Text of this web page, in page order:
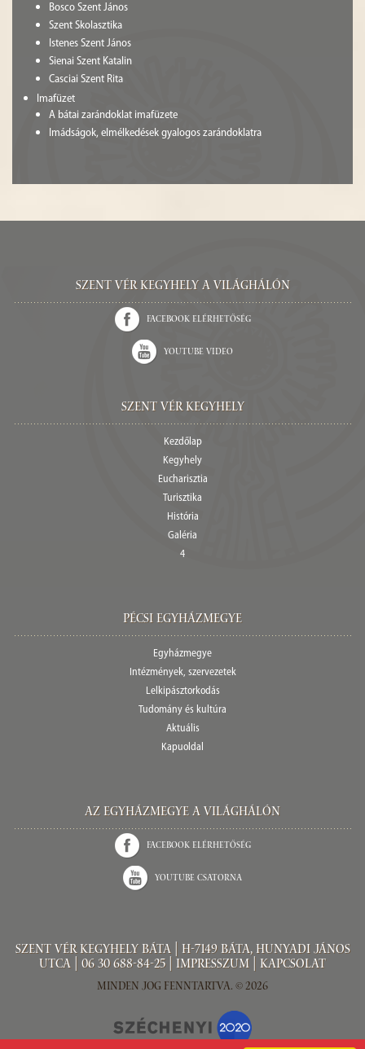
Bosco Szent János
Szent Skolasztika
Istenes Szent János
Sienai Szent Katalin
Casciai Szent Rita
Imafüzet
A bátai zarándoklat imafüzete
Imádságok, elmélkedések gyalogos zarándoklatra
Szent Vér kegyhely a világhálón
Facebook elérhetőség
Youtube video
Szent Vér Kegyhely
Kezdőlap
Kegyhely
Eucharisztia
Turisztika
História
Galéria
4
Pécsi egyházmegye
Egyházmegye
Intézmények, szervezetek
Lelkipásztorkodás
Tudomány és kultúra
Aktuális
Kapuoldal
Az Egyházmegye a világhálón
Facebook elérhetőség
Youtube csatorna
Szent Vér kegyhely Báta | H-7149 Báta, Hunyadi János
utca | 06 30 688-84-25| Impresszum Kapcsolat
Minden jog fenntartva. © 2026